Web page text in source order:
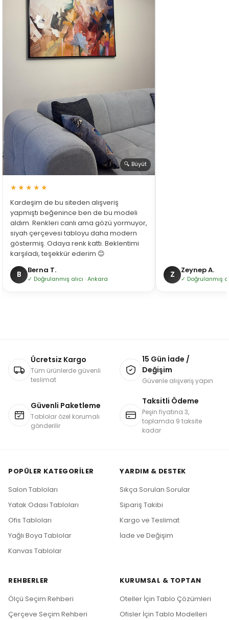
🔍 Büyüt
★★★★★
Kardeşim de bu siteden alışveriş
yapmıştı beğenince ben de bu modeli
aldım. Renkleri canlı ama gözü yormuyor,
siyah çerçevesi tabloyu daha modern
göstermiş. Odaya renk kattı. Beklentimi
karşıladı, teşekkür ederim 😊
B Berna T.
✓ Doğrulanmış alıcı · Ankara Z Zeynep A.
✓ Doğrulanmış
Ücretsiz Kargo
Tüm ürünlerde güvenli
teslimat
15 Gün İade /
Değişim
Güvenle alışveriş yapın
Güvenli Paketleme
Tablolar özel korumalı
gönderilir
Taksitli Ödeme
Peşin fiyatına 3,
toplamda 9 taksite
kadar
POPÜLER KATEGORILER
Salon Tabloları
Yatak Odası Tabloları
Ofis Tabloları
Yağlı Boya Tablolar
Kanvas Tablolar
YARDIM & DESTEK
Sıkça Sorulan Sorular
Sipariş Takibi
Kargo ve Teslimat
İade ve Değişim
REHBERLER
Ölçü Seçim Rehberi
Çerçeve Seçim Rehberi
KURUMSAL & TOPTAN
Oteller İçin Tablo Çözümleri
Ofisler İçin Tablo Modelleri